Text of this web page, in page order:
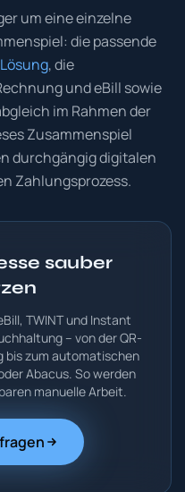
um eine einzelne
die passende
, die
und eBill sowie
im Rahmen der
Zusammenspiel
durchgängig digitalen
Zahlungsprozess.
sauber
TWINT und Instant
– von der QR-
bis zum automatischen
Abacus. So werden
manuelle Arbeit.